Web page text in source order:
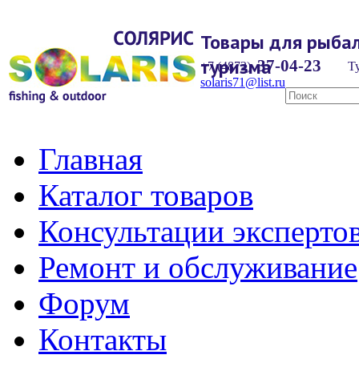
Товары для
туризма
+7 (4872) 37-04-23
solaris71@list.ru
Главная
Каталог товаров
Консультации
Ремонт и обслуживание
Форум
Контакты